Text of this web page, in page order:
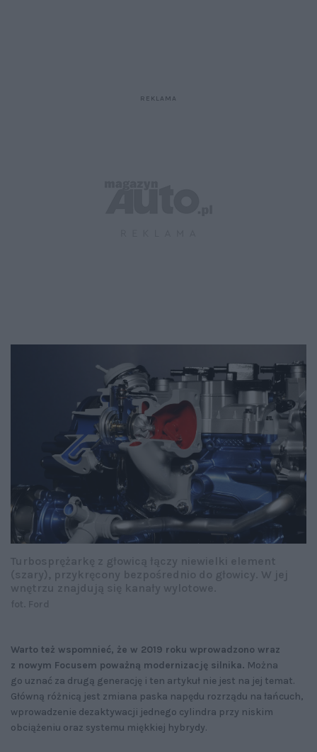
Warto też wspomnieć, że w 2019 roku wprowadzono wraz
z nowym Focusem poważną modernizację silnika. Można
go uznać za drugą generację i ten artykuł nie jest na jej temat.
Główną różnicą jest zmiana paska napędu rozrządu na łańcuch,
wprowadzenie dezaktywacji jednego cylindra przy niskim
obciążeniu oraz systemu miękkiej hybrydy.